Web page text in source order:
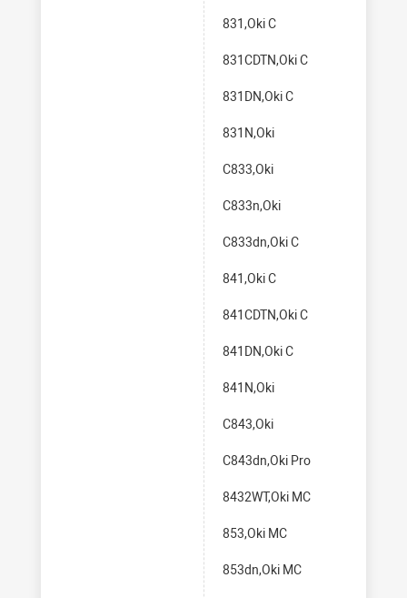
831,Oki C
831CDTN,Oki C
831DN,Oki C
831N,Oki
C833,Oki
C833n,Oki
C833dn,Oki C
841,Oki C
841CDTN,Oki C
841DN,Oki C
841N,Oki
C843,Oki
C843dn,Oki Pro
8432WT,Oki MC
853,Oki MC
853dn,Oki MC